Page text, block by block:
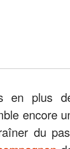
en plus
encore
du